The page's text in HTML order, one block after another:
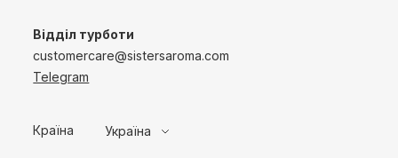
Відділ турботи
customercare@sistersaroma.com
Telegram
Країна Україна